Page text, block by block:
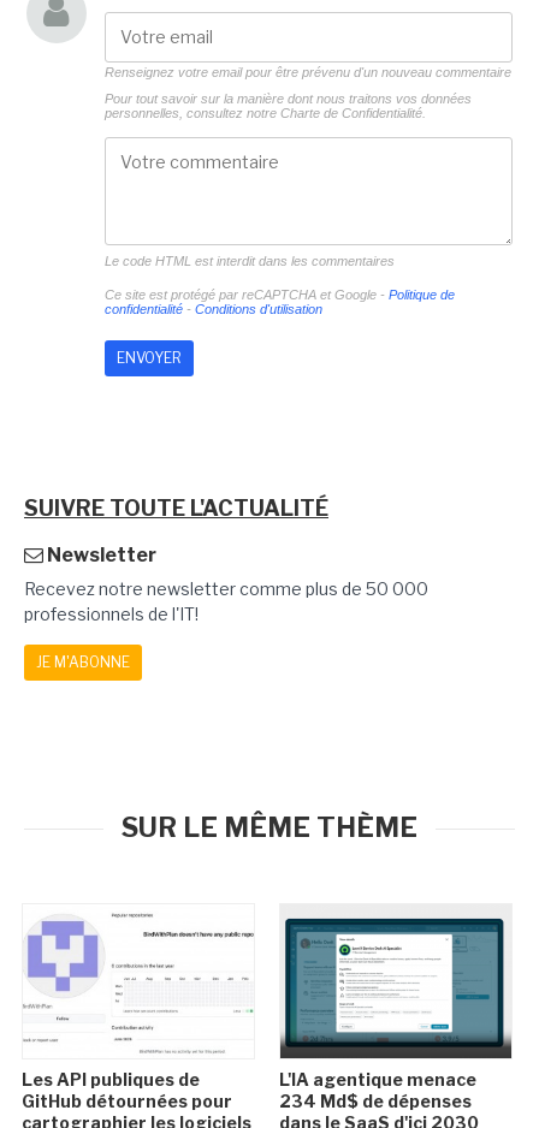
Renseignez votre email pour être prévenu d'un nouveau commentaire
Pour tout savoir sur la manière dont nous traitons vos données
personnelles, consultez notre Charte de Confidentialité.
Le code HTML est interdit dans les commentaires
Ce site est protégé par reCAPTCHA et Google - Politique de
confidentialité- Conditions d'utilisation
SUIVRE TOUTE L'ACTUALITÉ
Newsletter
Recevez notre newsletter comme plus de 50 000
professionnels de l'IT!
JE M'ABONNE
SUR LE MÊME THÈME
Les API publiques de
GitHub détournées pour
cartographier les logiciels
L'IA agentique menace
234 Md$ de dépenses
dans le SaaS d'ici 2030